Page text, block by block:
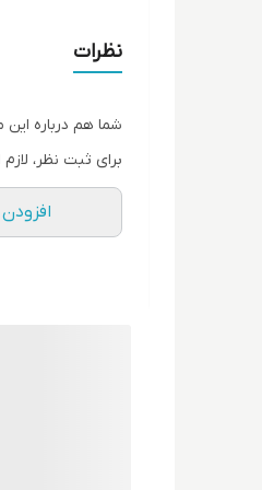
نظرات
شما هم درباره
برای ثبت نظر،
افزودن